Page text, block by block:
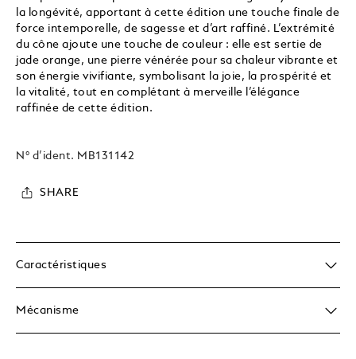
la longévité, apportant à cette édition une touche finale de
force intemporelle, de sagesse et d’art raffiné. L’extrémité
du cône ajoute une touche de couleur : elle est sertie de
jade orange, une pierre vénérée pour sa chaleur vibrante et
son énergie vivifiante, symbolisant la joie, la prospérité et
la vitalité, tout en complétant à merveille l’élégance
raffinée de cette édition.
N° d’ident. MB131142
SHARE
Caractéristiques
Mécanisme